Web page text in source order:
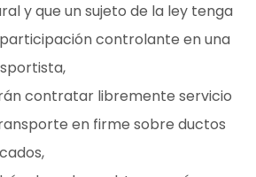
y que un sujeto de la ley tenga
controlante en una
contratar libremente servicio
en firme sobre ductos